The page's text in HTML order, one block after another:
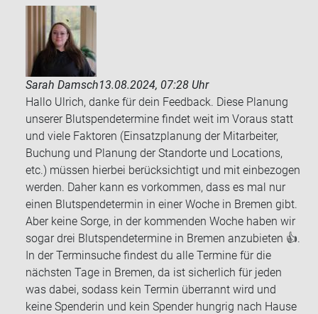
Sarah Damsch13.08.2024, 07:28 Uhr
Hallo Ulrich, danke für dein Feedback. Diese Planung
unserer Blutspendetermine findet weit im Voraus statt
und viele Faktoren (Einsatzplanung der Mitarbeiter,
Buchung und Planung der Standorte und Locations,
etc.) müssen hierbei berücksichtigt und mit einbezogen
werden. Daher kann es vorkommen, dass es mal nur
einen Blutspendetermin in einer Woche in Bremen gibt.
Aber keine Sorge, in der kommenden Woche haben wir
sogar drei Blutspendetermine in Bremen anzubieten 👍.
In der Terminsuche findest du alle Termine für die
nächsten Tage in Bremen, da ist sicherlich für jeden
was dabei, sodass kein Termin überrannt wird und
keine Spenderin und kein Spender hungrig nach Hause